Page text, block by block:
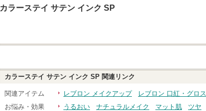
カラーステイ サテン インク SP
カラーステイ サテン インク SP 関連リンク
関連アイテム レブロン メイクアップ レブロン 口紅・グロ
お悩み・効果
うるおい ナチュラルメイク マット肌 ツヤ